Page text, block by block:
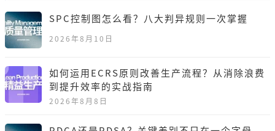
SPC控制图怎么看？八大判异规则一次掌握
2026年8月10日
如何运用ECRS原则改善生产流程？从消除浪费
到提升效率的实战指南
2026年8月8日